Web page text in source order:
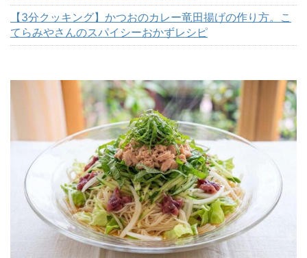
【3分クッキング】かつおのカレー竜田揚げの作り方。こ
てらみやさんのスパイシーおかずレシピ